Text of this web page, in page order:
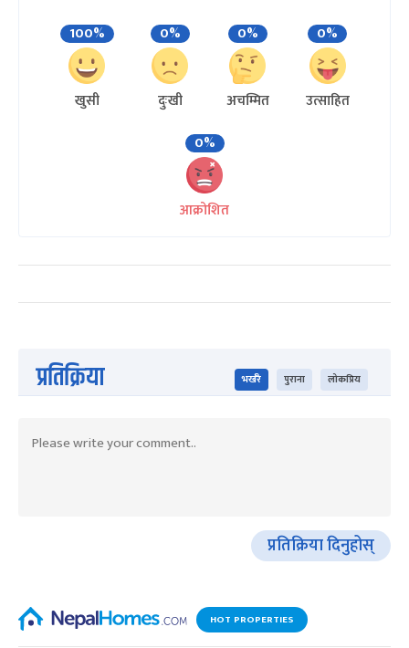
100%
खुसी
0%
दुःखी
0%
अचम्मित
0%
उत्साहित
0%
आक्रोशित
प्रतिक्रिया भर्खरै पुराना लोकप्रिय
प्रतिक्रिया दिनुहोस्
HOT PROPERTIES